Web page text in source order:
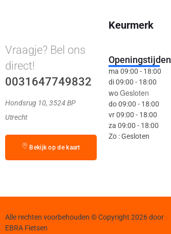
Vraagje? Bel ons
direct!
0031647749832
Hondsrug 10, 3524 BP
Utrecht
Bekijk op de kaart
Keurmerk
Openingstijden
ma 09:00 - 18:00
di 09:00 - 18:00
woGesloten
do 09:00 - 18:00
vr 09:00 - 18:00
za 09:00 - 18:00
Zo : Gesloten
Alle rechten voorbehouden © Copyright 2026 door
EBRA Fietsen